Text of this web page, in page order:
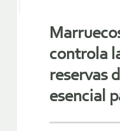
controla
reservas
esencial